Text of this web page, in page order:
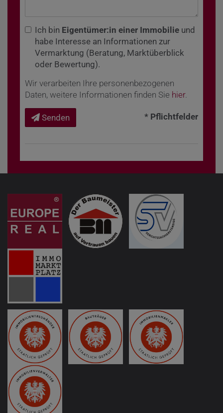
Ich bin Eigentümer:in einer Immobilie und
habe Interesse an Informationen zur
Vermarktung (Beratung, Marktüberblick
oder Bewertung).
Wir verarbeiten Ihre personenbezogenen
Daten, weitere Informationen finden Sie hier.
Senden * Pflichtfelder